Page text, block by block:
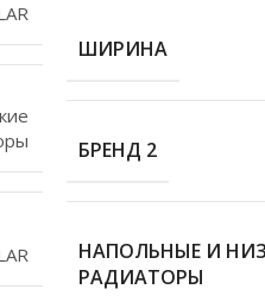
ШИРИНА
БРЕНД 2
НАПОЛЬНЫЕ И
РАДИАТОРЫ